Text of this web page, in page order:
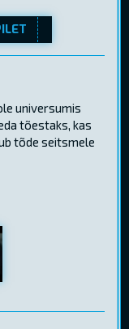
universumis
tõestaks, kas
tõde seitsmele